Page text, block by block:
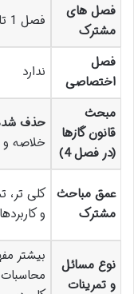
فصل های
مشترک
فصل 1 تا 4
فصل
اختصاصی
ندارد
مبحث
قانون گازها
(در فصل 4)
حذف
خلاصه
عمق مباحث
مشترک
کلی تر،
و
نوع مسائل
و تمرینات
بیشتر